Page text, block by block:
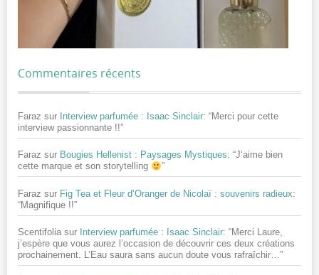
Commentaires récents
Faraz sur Interview parfumée : Isaac Sinclair: “Merci pour cette
interview passionnante !!”
Faraz sur Bougies Hellenist : Paysages Mystiques: “J’aime bien
cette marque et son storytelling
”
Faraz sur Fig Tea et Fleur d’Oranger de Nicolaï : souvenirs radieux:
“Magnifique !!”
Scentifolia sur Interview parfumée : Isaac Sinclair: “Merci Laure,
j’espère que vous aurez l’occasion de découvrir ces deux créations
prochainement. L’Eau saura sans aucun doute vous rafraîchir… ”